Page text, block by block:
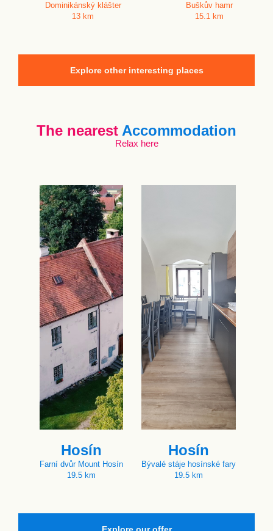
Dominikánský klášter
13 km
Buškův hamr
15.1 km
Explore other interesting places
The nearest Accommodation
Relax here
Hosín
Farní dvůr Mount Hosín
19.5 km
Hosín
Bývalé stáje hosínské fary
19.5 km